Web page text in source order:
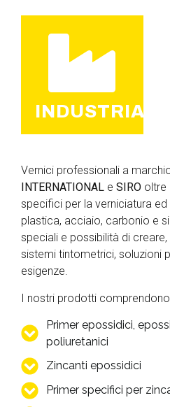
INDUSTRIA
Vernici professionali a
INTERNATIONAL e SIRO oltre
specifici per la verniciatura ed
plastica, acciaio, carbonio e
speciali e possibilità di
sistemi tintometrici, soluzioni
esigenze.
I nostri prodotti
Primer epossidici,
poliuretanici
Zincanti epossidici
Primer specifici per